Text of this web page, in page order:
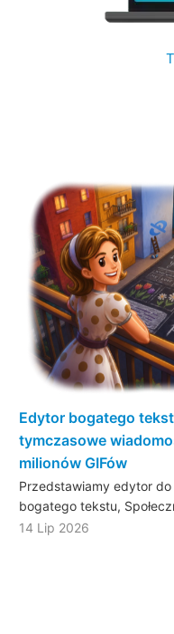
Edytor bogatego
tymczasowe
milionów GIFów
Przedstawiamy edytor
bogatego tekstu,
14 Lip 2026